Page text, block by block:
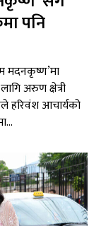
पनि
मदनकृष्ण’मा
अरुण क्षेत्री
हरिवंश आचार्यको